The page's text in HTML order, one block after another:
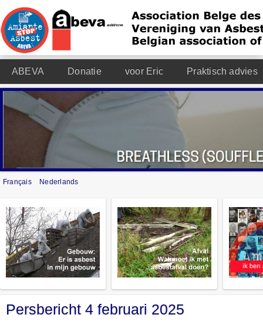
ABEVA Donatie voor Eric Praktisch advies
Français Nederlands
Persbericht 4 februari 2025